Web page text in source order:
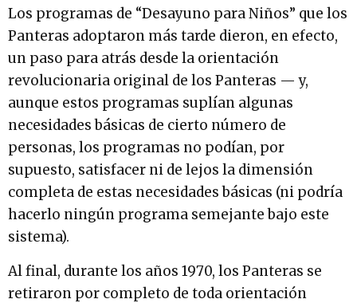
Los programas de “Desayuno para Niños” que los
Panteras adoptaron más tarde dieron, en efecto,
un paso para atrás desde la orientación
revolucionaria original de los Panteras — y,
aunque estos programas suplían algunas
necesidades básicas de cierto número de
personas, los programas no podían, por
supuesto, satisfacer ni de lejos la dimensión
completa de estas necesidades básicas (ni podría
hacerlo ningún programa semejante bajo este
sistema).
Al final, durante los años 1970, los Panteras se
retiraron por completo de toda orientación